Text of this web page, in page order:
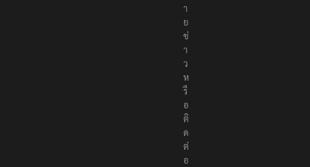
า
ย
ข่
า
ว
ห
รื
อ
ติ
ด
ต่
อ